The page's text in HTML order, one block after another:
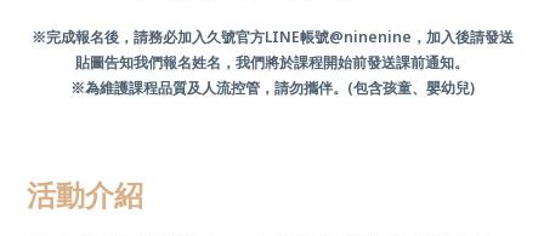
※完成報名後，請務必加入久號官方LINE帳號@ninenine，加入後請發送
貼圖告知我們報名姓名，我們將於課程開始前發送課前通知。
※為維護課程品質及人流控管，請勿攜伴。(包含孩童、嬰幼兒)
活動介紹